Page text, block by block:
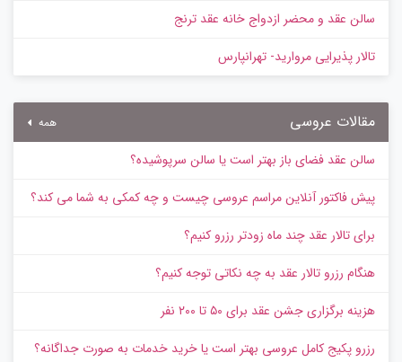
سالن عقد و محضر ازدواج خانه عقد ترنج
تالار پذیرایی مروارید- تهرانپارس
مقالات عروسی همه
سالن عقد فضای باز بهتر است یا سالن سرپوشیده؟
پیش‌ فاکتور آنلاین مراسم عروسی چیست و چه کمکی به شما می کند؟
برای تالار عقد چند ماه زودتر رزرو کنیم؟
هنگام رزرو تالار عقد به چه نکاتی توجه کنیم؟
هزینه برگزاری جشن عقد برای ۵۰ تا ۲۰۰ نفر
رزرو پکیج کامل عروسی بهتر است یا خرید خدمات به‌ صورت جداگانه؟